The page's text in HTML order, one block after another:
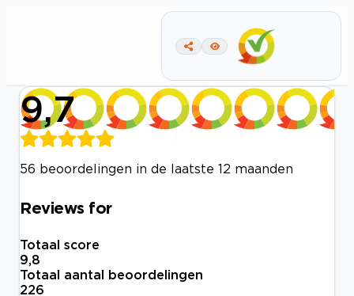
9,7
56 beoordelingen in de laatste 12 maanden
Reviews for
Totaal score
9,8
Totaal aantal beoordelingen
226